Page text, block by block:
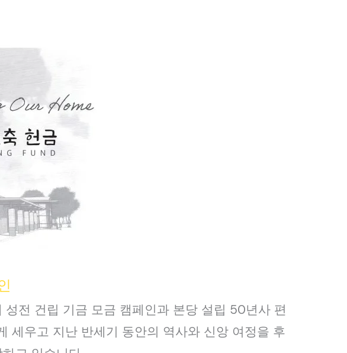
성전 건립 기금 모금 캠페인과 본당 설립 50년사 편
세우고 지난 반세기 동안의 역사와 신앙 여정을 후